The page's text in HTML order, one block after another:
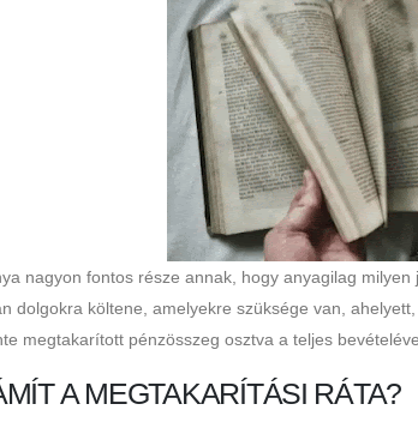
nagyon fontos része annak, hogy anyagilag
dolgokra költene, amelyekre szüksége van,
megtakarított pénzösszeg osztva a teljes
A MEGTAKARÍTÁSI RÁTA?